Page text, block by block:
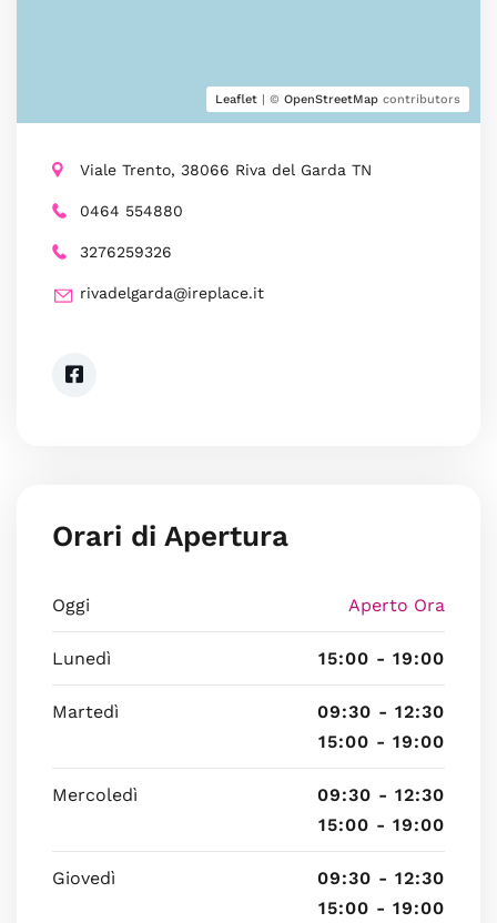
Leaflet | © OpenStreetMap contributors
Viale Trento, 38066 Riva del Garda TN
0464 554880
3276259326
rivadelgarda@ireplace.it
Orari di Apertura
Oggi Aperto Ora
Lunedì 15:00 - 19:00
Martedì
09:30 - 12:30
15:00 - 19:00
Mercoledì
09:30 - 12:30
15:00 - 19:00
Giovedì
09:30 - 12:30
15:00 - 19:00